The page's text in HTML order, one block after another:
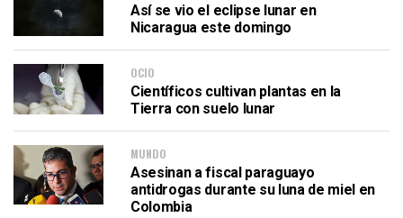
Así se vio el eclipse lunar en
Nicaragua este domingo
OCIO
Científicos cultivan plantas en la
Tierra con suelo lunar
MUNDO
Asesinan a fiscal paraguayo
antidrogas durante su luna de miel en
Colombia